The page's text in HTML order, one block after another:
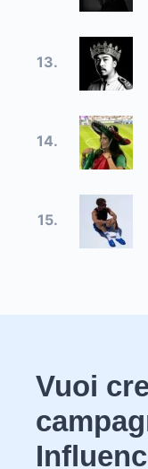
13.
14.
15.
Vuoi